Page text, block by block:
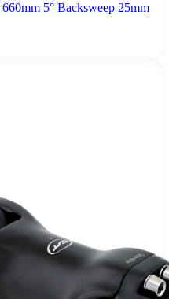
5° Backsweep 25mm